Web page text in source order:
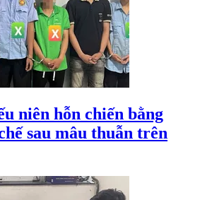
niên hỗn chiến bằng
sau mâu thuẫn trên